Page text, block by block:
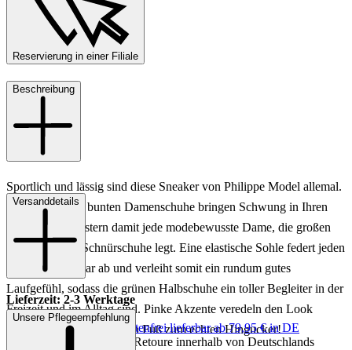
Reservierung in einer Filiale
Beschreibung
Sportlich und lässig sind diese Sneaker von Philippe Model allemal.
Die grünen und bunten Damenschuhe bringen Schwung in Ihren
Look und begeistern damit jede modebewusste Dame, die großen
Wert auf coole Schnürschuhe legt. Eine elastische Sohle federt jeden
Schritt wunderbar ab und verleiht somit ein rundum gutes
Laufgefühl, sodass die grünen Halbschuhe ein toller Begleiter in der
Freizeit und im Alltag sind. Pinke Akzente veredeln den Look
gekonnt und machen Ihren Fuß zum echten Hingucker!
Versanddetails
Lieferzeit: 2-3 Werktage
Keine Versandkosten:
kostenfrei lieferbar ab 79,95 € in DE
Einfache und Kostenlose Retoure innerhalb von Deutschlands
Unsere Pflegeempfehlung